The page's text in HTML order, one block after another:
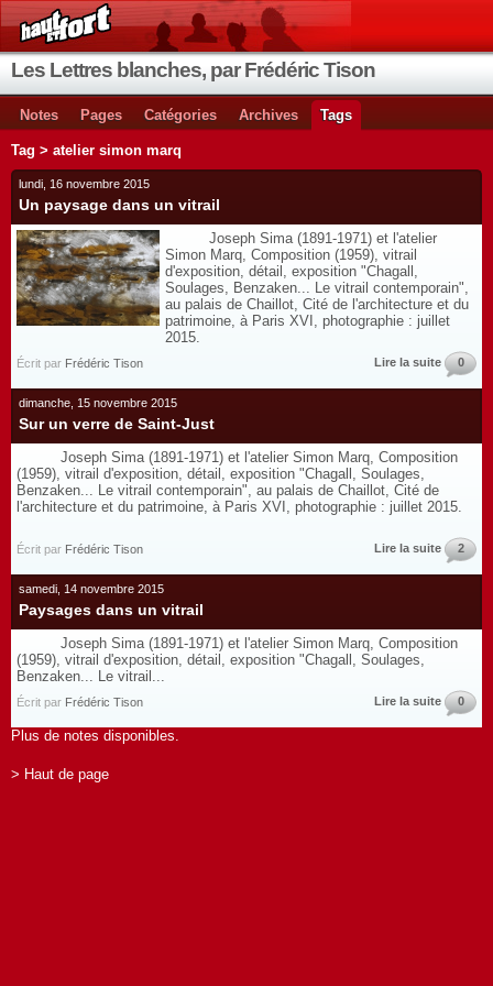
Les Lettres blanches, par Frédéric Tison
Notes Pages Catégories Archives Tags
Tag > atelier simon marq
lundi, 16 novembre 2015
Un paysage dans un vitrail
Joseph Sima (1891-1971) et l'atelier
Simon Marq, Composition (1959), vitrail
d'exposition, détail, exposition "Chagall,
Soulages, Benzaken... Le vitrail contemporain",
au palais de Chaillot, Cité de l'architecture et du
patrimoine, à Paris XVI, photographie : juillet
2015.
Écrit par Frédéric Tison Lire la suite 0
dimanche, 15 novembre 2015
Sur un verre de Saint-Just
Joseph Sima (1891-1971) et l'atelier Simon Marq, Composition
(1959), vitrail d'exposition, détail, exposition "Chagall, Soulages,
Benzaken... Le vitrail contemporain", au palais de Chaillot, Cité de
l'architecture et du patrimoine, à Paris XVI, photographie : juillet 2015.
Écrit par Frédéric Tison Lire la suite 2
samedi, 14 novembre 2015
Paysages dans un vitrail
Joseph Sima (1891-1971) et l'atelier Simon Marq, Composition
(1959), vitrail d'exposition, détail, exposition "Chagall, Soulages,
Benzaken... Le vitrail...
Écrit par Frédéric Tison Lire la suite 0
Plus de notes disponibles.
> Haut de page